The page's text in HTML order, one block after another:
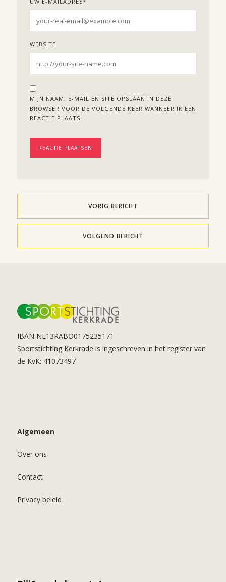
WEBSITE
MIJN NAAM, E-MAIL EN SITE OPSLAAN IN DEZE
BROWSER VOOR DE VOLGENDE KEER WANNEER IK EEN
REACTIE PLAATS.
VORIG BERICHT
VOLGEND BERICHT
IBAN NL13RABO0175235171
Sportstichting Kerkrade is ingeschreven in het register van
de KvK: 41073497
Algemeen
Over ons
Contact
Privacy beleid